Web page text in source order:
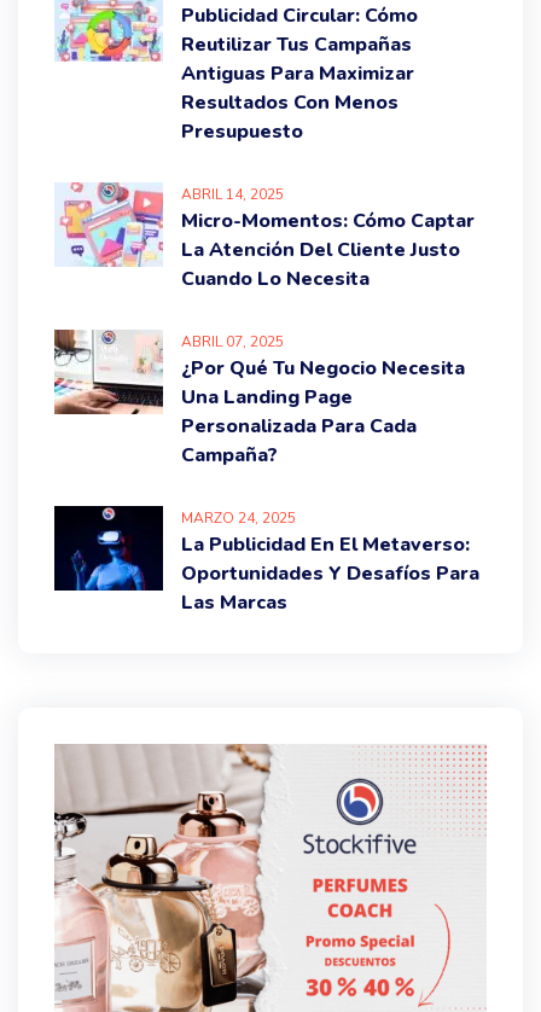
Publicidad Circular: Cómo
Reutilizar Tus Campañas
Antiguas Para Maximizar
Resultados Con Menos
Presupuesto
ABRIL14, 2025
Micro-Momentos: Cómo Captar
La Atención Del Cliente Justo
Cuando Lo Necesita
ABRIL07, 2025
¿Por Qué Tu Negocio Necesita
Una Landing Page
Personalizada Para Cada
Campaña?
MARZO 24, 2025
La Publicidad En El Metaverso:
Oportunidades Y Desafíos Para
Las Marcas